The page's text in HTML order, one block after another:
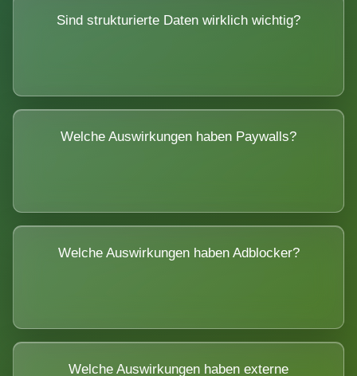
Sind strukturierte Daten wirklich wichtig?
Welche Auswirkungen haben Paywalls?
Welche Auswirkungen haben Adblocker?
Welche Auswirkungen haben externe